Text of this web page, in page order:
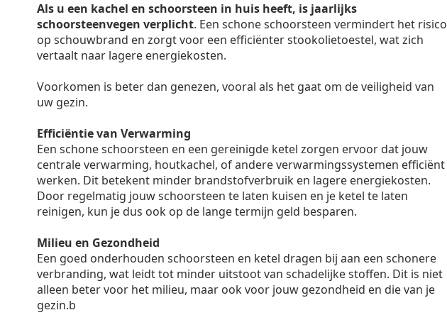
Als u een kachel en schoorsteen in huis heeft, is jaarlijks
schoorsteenvegen verplicht. Een schone schoorsteen vermindert het risico
op schouwbrand en zorgt voor een efficiënter stookolietoestel, wat zich
vertaalt naar lagere energiekosten.
Voorkomen is beter dan genezen, vooral als het gaat om de veiligheid van
uw gezin.
Efficiëntie van Verwarming
Een schone schoorsteen en een gereinigde ketel zorgen ervoor dat jouw
centrale verwarming, houtkachel, of andere verwarmingssystemen efficiënt
werken. Dit betekent minder brandstofverbruik en lagere energiekosten.
Door regelmatig jouw schoorsteen te laten kuisen en je ketel te laten
reinigen, kun je dus ook op de lange termijn geld besparen.
Milieu en Gezondheid
Een goed onderhouden schoorsteen en ketel dragen bij aan een schonere
verbranding, wat leidt tot minder uitstoot van schadelijke stoffen. Dit is niet
alleen beter voor het milieu, maar ook voor jouw gezondheid en die van je
gezin.b